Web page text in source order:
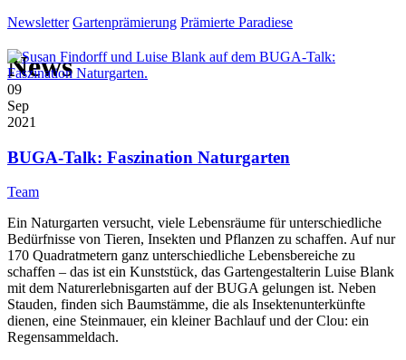
Newsletter Gartenprämierung Prämierte Paradiese
News
09
Sep
2021
BUGA-Talk: Faszination Naturgarten
Team
Ein Naturgarten versucht, viele Lebensräume für unterschiedliche
Bedürfnisse von Tieren, Insekten und Pflanzen zu schaffen. Auf nur
170 Quadratmetern ganz unterschiedliche Lebensbereiche zu
schaffen – das ist ein Kunststück, das Gartengestalterin Luise Blank
mit dem Naturerlebnisgarten auf der BUGA gelungen ist. Neben
Stauden, finden sich Baumstämme, die als Insektenunterkünfte
dienen, eine Steinmauer, ein kleiner Bachlauf und der Clou: ein
Regensammeldach.